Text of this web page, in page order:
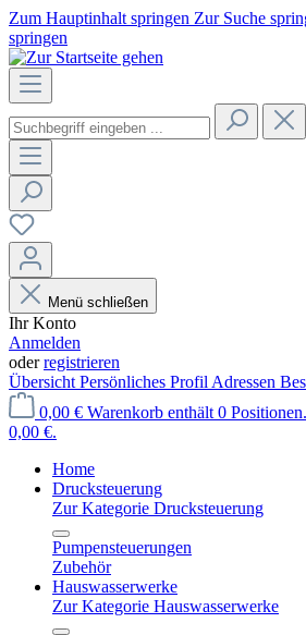
Zum Hauptinhalt springen Zur Suche
springen
Menü schließen
Ihr Konto
Anmelden
oderregistrieren
Übersicht Persönliches Profil Adressen
0,00 € Warenkorb enthält 0
0,00 €.
Home
Drucksteuerung
Zur Kategorie Drucksteuerung
Pumpensteuerungen
Zubehör
Hauswasserwerke
Zur Kategorie Hauswasserwerke